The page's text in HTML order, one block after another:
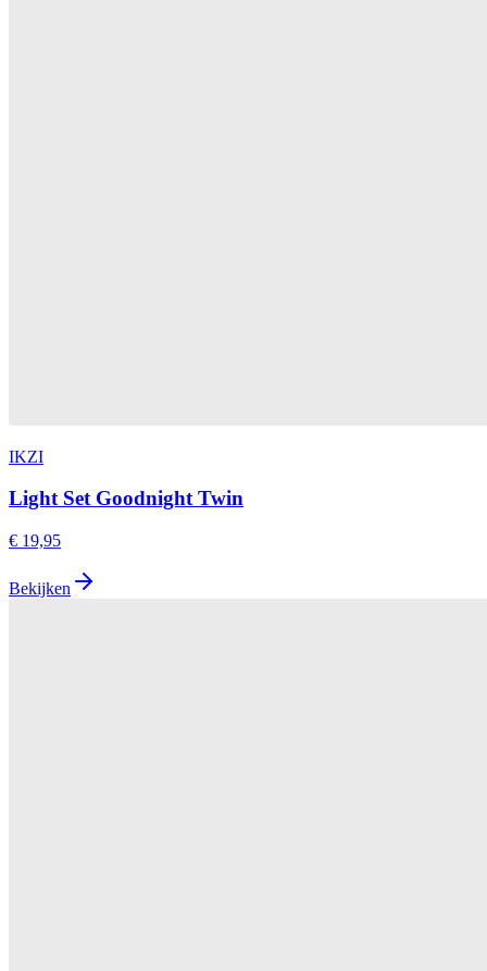
IKZI
Light Set Goodnight Twin
€ 19,95
Bekijken